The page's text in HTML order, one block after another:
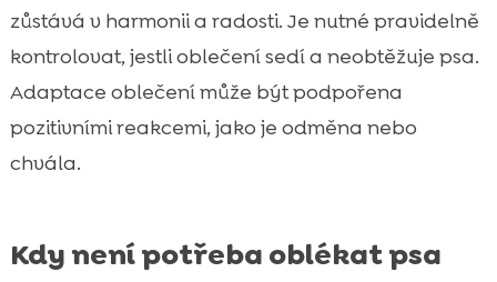
zůstává v harmonii a radosti. Je nutné pravidelně
kontrolovat, jestli oblečení sedí a neobtěžuje psa.
Adaptace oblečení může být podpořena
pozitivními reakcemi, jako je odměna nebo
chvála.
Kdy není potřeba oblékat psa